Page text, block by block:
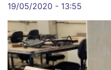
19/05/2020 - 13:55